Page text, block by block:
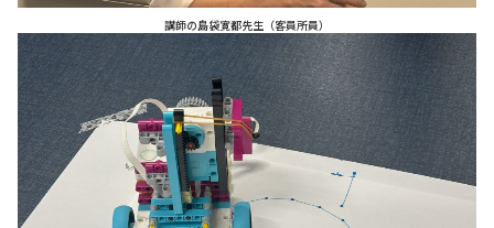
講師の島袋寛都先生（客員所員）